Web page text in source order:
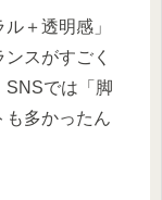
＋透明感」
スがすごく
SNSでは「脚
も多かったん